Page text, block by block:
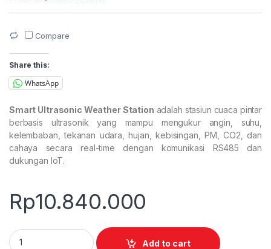
Compare
Share this:
WhatsApp
Smart Ultrasonic Weather Station adalah stasiun cuaca pintar
berbasis ultrasonik yang mampu mengukur angin, suhu,
kelembaban, tekanan udara, hujan, kebisingan, PM, CO2, dan
cahaya secara real-time dengan komunikasi RS485 dan
dukungan IoT.
Rp10.840.000
Smart Ultrasonic Weather Station quantity
Add to cart